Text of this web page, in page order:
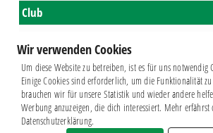
Club
SV Lok Engelsdorf I
Wir verwenden Cookies
Um diese Website zu betreiben, ist es für uns notwendig
Einige Cookies sind erforderlich, um die Funktionalität
brauchen wir für unsere Statistik und wieder andere
Werbung anzuzeigen, die dich interessiert. Mehr
Datenschutzerklärung.